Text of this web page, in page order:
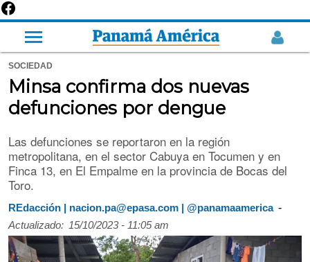
SOCIEDAD
Minsa confirma dos nuevas
defunciones por dengue
Las defunciones se reportaron en la región
metropolitana, en el sector Cabuya en Tocumen y en
Finca 13, en El Empalme en la provincia de Bocas del
Toro.
REdacción | nacion.pa@epasa.com | @panamaamerica -
Actualizado: 15/10/2023 - 11:05 am